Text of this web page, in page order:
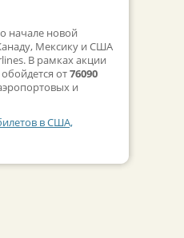
начале новой
Мексику и США
В рамках акции
от76090
и
в США,